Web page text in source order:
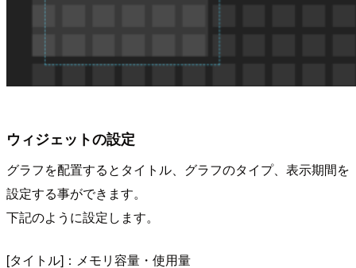
ウィジェットの設定
グラフを配置するとタイトル、グラフのタイプ、表示期間を
設定する事ができます。
下記のように設定します。
[タイトル]：メモリ容量・使用量